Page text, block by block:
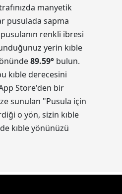
manyetik
pusulada sapma
renkli ibresi
yerin kıble
89.59° bulun.
kıble derecesini
Store'den bir
sunulan "Pusula için
o yön, sizin kıble
kıble yönünüzü